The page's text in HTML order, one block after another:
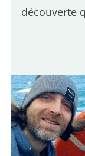
découverte
seulement
C'est la
en arrivant
calme, la